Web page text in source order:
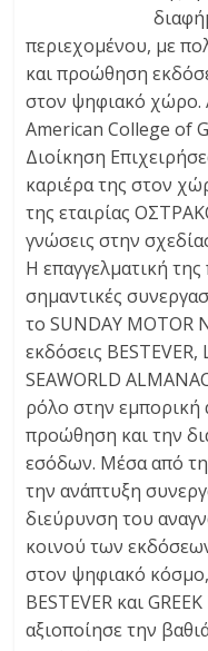
περιεχομένου, με
και προώθηση
στον ψηφιακό χώρο.
American College of
Διοίκηση
καριέρα της στον
της εταιρίας
γνώσεις στην
Η επαγγελματική
σημαντικές
το SUNDAY MOTOR
εκδόσεις BESTEVER,
SEAWORLD
ρόλο στην εμπορική
προώθηση και την
εσόδων. Μέσα από
την ανάπτυξη
διεύρυνση του
κοινού των
στον ψηφιακό
BESTEVER και
αξιοποίησε την